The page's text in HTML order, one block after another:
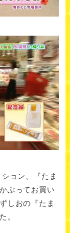
ョン、『たま
ぶってお買い
しおの『たま
。